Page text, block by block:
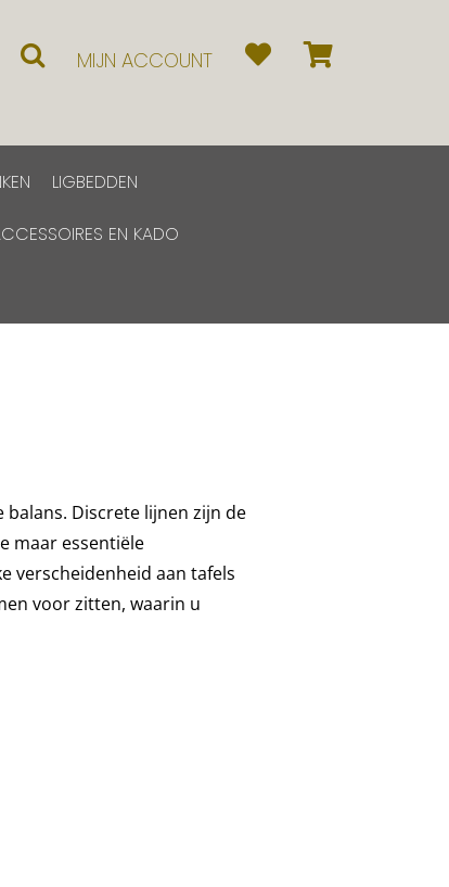
MIJN ACCOUNT
LIGBEDDEN
EN KADO
Discrete lijnen zijn de
maar essentiële
verscheidenheid aan tafels
voor zitten, waarin u